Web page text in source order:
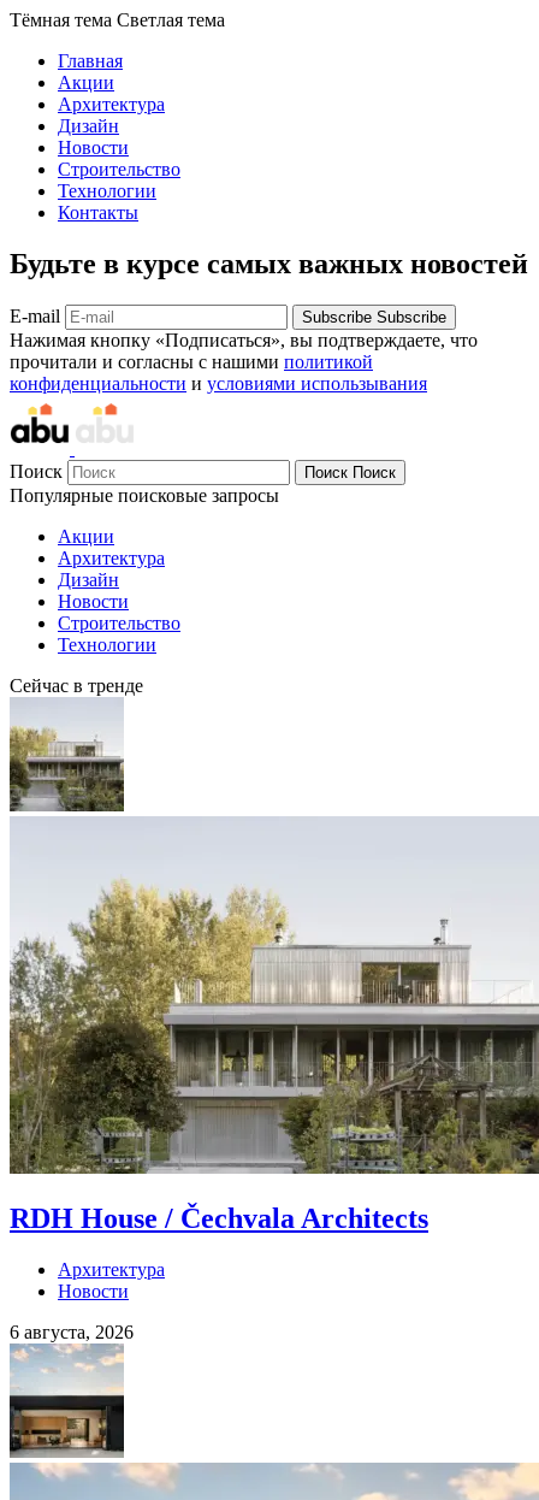
Тёмная тема Светлая тема
Главная
Акции
Архитектура
Дизайн
Новости
Строительство
Технологии
Контакты
Будьте в курсе самых важных новостей
E-mail Subscribe Subscribe
Нажимая кнопку «Подписаться», вы подтверждаете, что
прочитали и согласны с нашими политикой
конфиденциальности и условиями использывания
Поиск Поиск Поиск
Популярные поисковые запросы
Акции
Архитектура
Дизайн
Новости
Строительство
Технологии
Сейчас в тренде
RDH House / Čechvala Architects
Архитектура
Новости
6 августа, 2026